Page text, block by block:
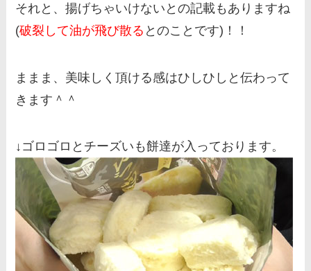
それと、揚げちゃいけないとの記載もありますね
(破裂して油が飛び散る とのことです)！！
ままま、美味しく頂ける感はひしひしと伝わって
きます＾＾
↓ゴロゴロとチーズいも餅達が入っております。